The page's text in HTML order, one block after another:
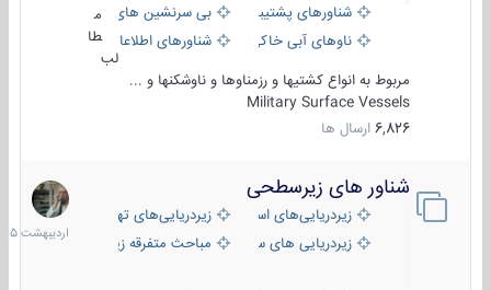
شناورهای پشتیبانی
بی سرنشین های دریایی
ناوهای آبی خاکی و نیروبرشناورهای اطلاعاتی و جاسوسی
طا
لب
مربوط به انواع کشتیها و رزمناوها و ناوشکنها و ...
Military Surface Vessels
6,826 ارسال ها
شناور های زیرسطحی
زیردریایی‌های استراتژیکزیردریایی‌های تهاجمی
زیردریایی های سبک
مباحث متفرقه زیرسطحی
31
1405